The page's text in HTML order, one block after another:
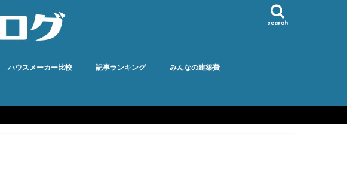
search
ハウスメーカー比較 記事ランキング みんなの建築費